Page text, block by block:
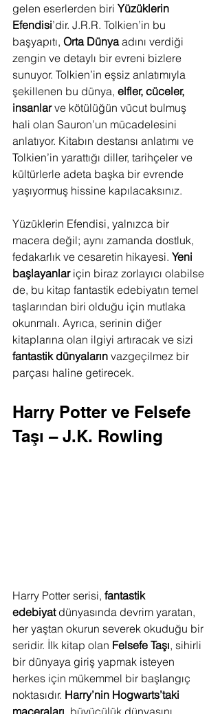
gelen eserlerden biri Yüzüklerin
Efendisi’dir. J.R.R. Tolkien’in bu
başyapıtı, Orta Dünya adını verdiği
zengin ve detaylı bir evreni bizlere
sunuyor. Tolkien’in eşsiz anlatımıyla
şekillenen bu dünya, elfler, cüceler,
insanlar ve kötülüğün vücut bulmuş
hali olan Sauron’un mücadelesini
anlatıyor. Kitabın destansı anlatımı ve
Tolkien’in yarattığı diller, tarihçeler ve
kültürlerle adeta başka bir evrende
yaşıyormuş hissine kapılacaksınız.
Yüzüklerin Efendisi, yalnızca bir
macera değil; aynı zamanda dostluk,
fedakarlık ve cesaretin hikayesi. Yeni
başlayanlar için biraz zorlayıcı olabilse
de, bu kitap fantastik edebiyatın temel
taşlarından biri olduğu için mutlaka
okunmalı. Ayrıca, serinin diğer
kitaplarına olan ilgiyi artıracak ve sizi
fantastik dünyaların vazgeçilmez bir
parçası haline getirecek.
Harry Potter ve Felsefe
Taşı – J.K. Rowling
Harry Potter serisi, fantastik
edebiyat dünyasında devrim yaratan,
her yaştan okurun severek okuduğu bir
seridir. İlk kitap olan Felsefe Taşı, sihirli
bir dünyaya giriş yapmak isteyen
herkes için mükemmel bir başlangıç
noktasıdır. Harry’nin Hogwarts’taki